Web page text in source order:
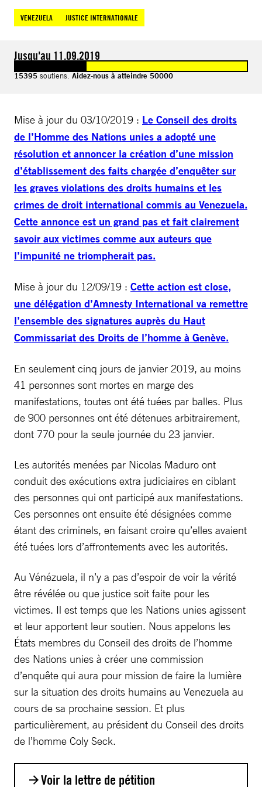
VENEZUELA JUSTICE INTERNATIONALE
Jusqu'au 11.09.2019
15395 soutiens. Aidez-nous à atteindre 50000
Mise à jour du 03/10/2019 : Le Conseil des droits
de l’Homme des Nations unies a adopté une
résolution et annoncer la création d’une mission
d’établissement des faits chargée d’enquêter sur
les graves violations des droits humains et les
crimes de droit international commis au Venezuela.
Cette annonce est un grand pas et fait clairement
savoir aux victimes comme aux auteurs que
l’impunité ne triompherait pas.
Mise à jour du 12/09/19 : Cette action est close,
une délégation d’Amnesty International va remettre
l’ensemble des signatures auprès du Haut
Commissariat des Droits de l’homme à Genève.
En seulement cinq jours de janvier 2019, au moins
41 personnes sont mortes en marge des
manifestations, toutes ont été tuées par balles. Plus
de 900 personnes ont été détenues arbitrairement,
dont 770 pour la seule journée du 23 janvier.
Les autorités menées par Nicolas Maduro ont
conduit des exécutions extra judiciaires en ciblant
des personnes qui ont participé aux manifestations.
Ces personnes ont ensuite été désignées comme
étant des criminels, en faisant croire qu’elles avaient
été tuées lors d’affrontements avec les autorités.
Au Vénézuela, il n’y a pas d’espoir de voir la vérité
être révélée ou que justice soit faite pour les
victimes. Il est temps que les Nations unies agissent
et leur apportent leur soutien. Nous appelons les
États membres du Conseil des droits de l’homme
des Nations unies à créer une commission
d’enquête qui aura pour mission de faire la lumière
sur la situation des droits humains au Venezuela au
cours de sa prochaine session. Et plus
particulièrement, au président du Conseil des droits
de l’homme Coly Seck.
Voir la lettre de pétition